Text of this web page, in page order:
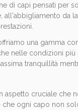
di capi pensati per
all'abbigliamento da
una gamma
nelle condizioni
tranquillità
aspetto cruciale che
ogni capo non